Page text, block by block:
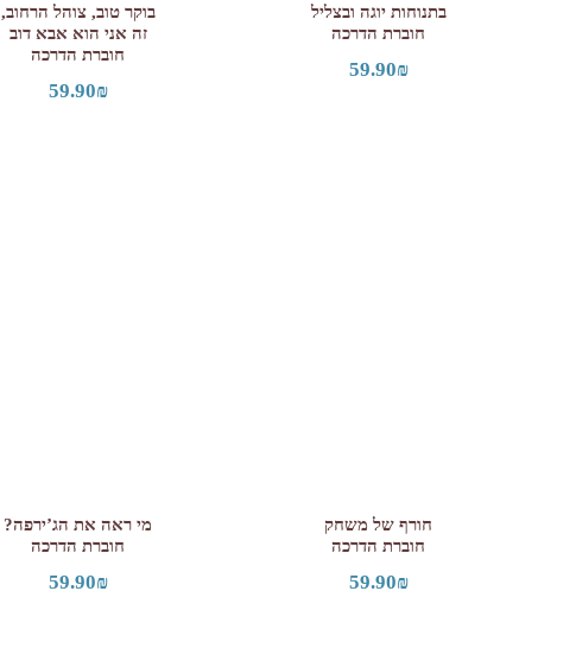
בתנוחות יוגה ובצליל
חוברת הדרכה
59.90₪
בוקר טוב, צוהל הרחוב,
זה אני הוא אבא דוב
חוברת הדרכה
59.90₪
חורף של משחק
חוברת הדרכה
59.90₪
מי ראה את הג’ירפה?
חוברת הדרכה
59.90₪